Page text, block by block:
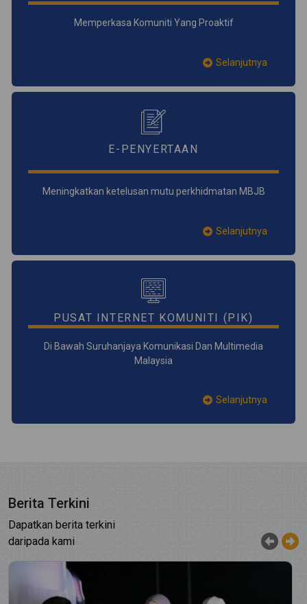
Memperkasa Komuniti Yang Proaktif
Selanjutnya
E-PENYERTAAN
Meningkatkan ketelusan mutu perkhidmatan MBJB
Selanjutnya
PUSAT INTERNET KOMUNITI (PIK)
Di Bawah Suruhanjaya Komunikasi Dan Multimedia
Malaysia
Selanjutnya
Berita Terkini
Dapatkan berita terkini
daripada kami